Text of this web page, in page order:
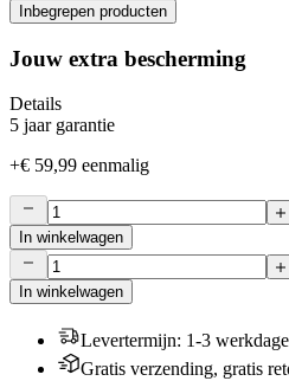
Inbegrepen producten
Jouw extra bescherming
Details
5 jaar garantie
+€ 59,99 eenmalig
In winkelwagen
In winkelwagen
Levertermijn: 1-3
Gratis verzending, gratis